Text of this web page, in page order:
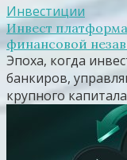
Инвестиции
Инвест
финансовой
Эпоха, когда
банкиров,
крупного капитала